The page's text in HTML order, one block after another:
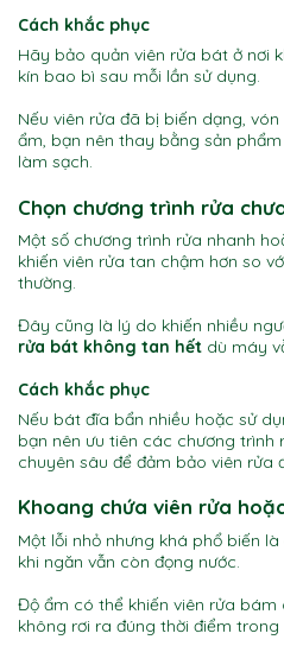
Cách khắc phục
Hãy bảo quản viên rửa bát ở nơi
kín bao bì sau mỗi lần sử dụng.
Nếu viên rửa đã bị biến dạng,
ẩm, bạn nên thay bằng sản
làm sạch.
Chọn chương trình rửa
Một số chương trình rửa nhanh
khiến viên rửa tan chậm hơn so
thường.
Đây cũng là lý do khiến nhiều
rửa bát không tan hết dù máy
Cách khắc phục
Nếu bát đĩa bẩn nhiều hoặc sử
bạn nên ưu tiên các chương trình
chuyên sâu để đảm bảo viên rửa
Khoang chứa viên rửa
Một lỗi nhỏ nhưng khá phổ biến
khi ngăn vẫn còn đọng nước.
Độ ẩm có thể khiến viên rửa
không rơi ra đúng thời điểm trong